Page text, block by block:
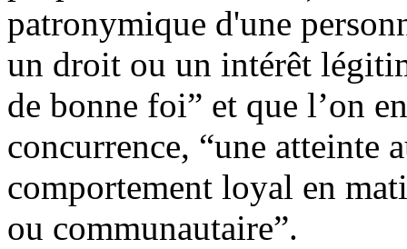
patronymique d'une
un droit ou un intérêt
de bonne foi” et que l’on
concurrence, “une atteinte
comportement loyal en
ou communautaire”.